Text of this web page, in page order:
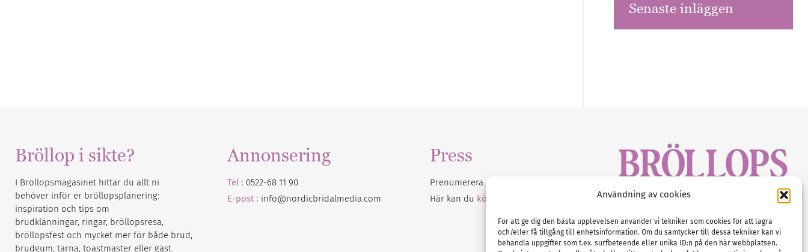
Användning av cookies
För att ge dig den bästa upplevelsen använder vi tekniker som cookies för att lagra
och/eller få tillgång till enhetsinformation. Om du samtycker till dessa tekniker kan vi
behandla uppgifter som t.ex. surfbeteende eller unika ID:n på den här webbplatsen.
Senaste inläggen
Bröllop i sikte?
I Bröllopsmagasinet hittar du allt ni
behöver inför er bröllopsplanering:
inspiration och tips om
brudklänningar, ringar, bröllopsresa,
bröllopsfest och mycket mer för både brud,
brudgum, tärna, toastmaster eller gäst.
Annonsering
Tel : 0522-68 11 90
E-post : info@nordicbridalmedia.com
Press
Prenumerera på vårt
Här kan du köpa Bröllopsmagasinet
Tel :0522-68 11 90
E-post:info@nordicbridalmedia.com